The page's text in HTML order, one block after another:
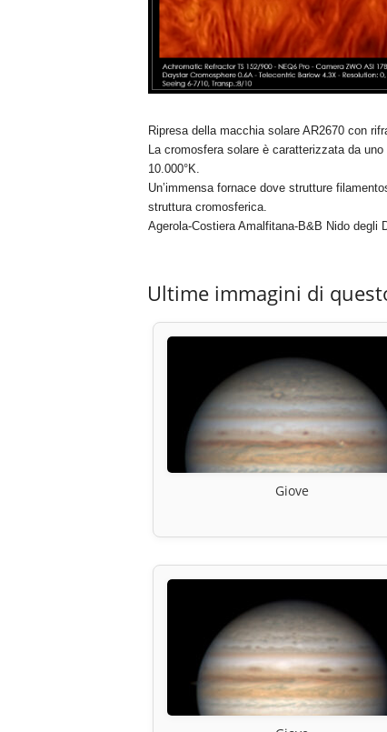
Ripresa della macchia solare AR2670 con
La cromosfera solare è caratterizzata da
10.000°K.
Un’immensa fornace dove strutture
struttura cromosferica.
Agerola-Costiera Amalfitana-B&B Nido degli
Ultime immagini di
Giove